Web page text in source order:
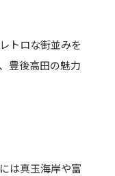
トロな街並みを
豊後高田の魅力
は真玉海岸や富